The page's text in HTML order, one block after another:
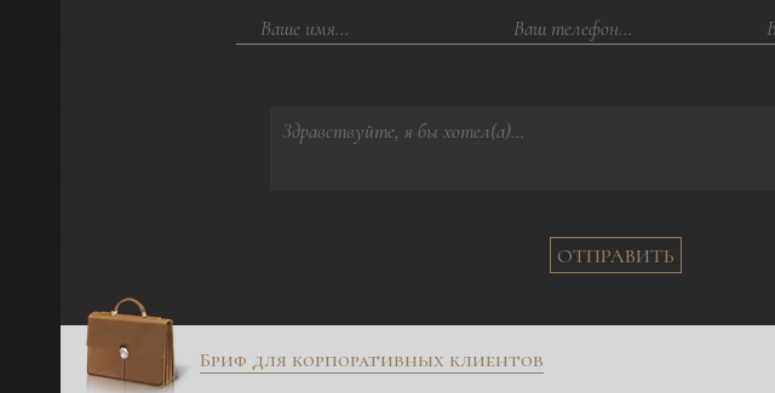
ОТПРАВИТЬ
Бриф для корпоративных клиентов